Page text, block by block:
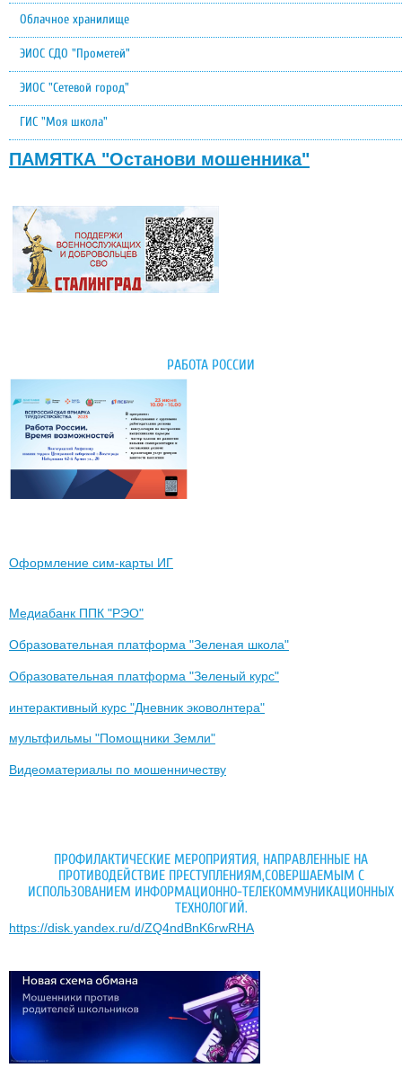
Облачное хранилище
ЭИОС СДО "Прометей"
ЭИОС "Сетевой город"
ГИС "Моя школа"
ПАМЯТКА "Останови мошенника"
РАБОТА РОССИИ
Оформление сим-карты ИГ
Медиабанк ППК "РЭО"
Образовательная платформа "Зеленая школа"
Образовательная платформа "Зеленый курс"
интерактивный курс "Дневник эковолнтера"
мультфильмы "Помощники Земли"
Видеоматериалы по мошенничеству
ПРОФИЛАКТИЧЕСКИЕ МЕРОПРИЯТИЯ, НАПРАВЛЕННЫЕ НА
ПРОТИВОДЕЙСТВИЕ ПРЕСТУПЛЕНИЯМ,СОВЕРШАЕМЫМ С
ИСПОЛЬЗОВАНИЕМ ИНФОРМАЦИОННО-ТЕЛЕКОММУНИКАЦИОННЫХ
ТЕХНОЛОГИЙ.
https://disk.yandex.ru/d/ZQ4ndBnK6rwRHA